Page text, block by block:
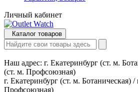
Личный кабинет
Каталог товаров
Наш адрес: г. Екатеринбург (ст. м.
(ст. м. Профсоюзная)
г. Екатеринбург (ст. м. Ботаническая)
Профсоюзная)